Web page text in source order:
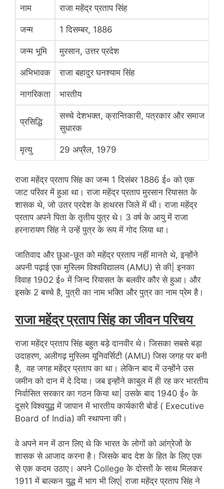
नाम राजा महेंद्र प्रताप सिंह
जन्म 1 दिसम्बर, 1886
जन्म भूमि मुरसान, उत्तर प्रदेश
अभिभावक राजा बहादुर घनश्याम सिंह
नागरिकता भारतीय
प्रसिद्धि
सच्चे देशभक्त, क्रान्तिकारी, पत्रकार और समाज
सुधारक
मृत्यु 29 अप्रैल, 1979
राजा महेंद्र प्रताप सिंह का जन्म 1 दिसंबर 1886 ई० को एक
जाट परिवर में हुआ था। राजा महेंद्र प्रताप मुरसान रियासत के
शासक थे, जो उतर प्रदेश के हाथरस जिले में थी। राजा महेंद्र
प्रताप अपने पिता के तृतीय पुत्र थे। 3 वर्ष के आयु में राजा
हरनारायण सिंह ने उन्हें पुत्र के रूप में गोद लिया था।
जातिवाद और छुआ-छूत को महेंद्र प्रताप नहीं मानते थे, इन्होंने
अपनी पढ़ाई एक मुस्लिम विश्वविद्यालय (AMU) से की| इनका
विवाह 1902 ई० में जिन्द रियासत के बलवीर कौर से हुआ। और
इसके 2 बच्चे है, पुत्री का नाम भक्ति और पुत्र का नाम प्रेम है।
राजा महेंद्र प्रताप सिंह का जीवन परिचय
राजा महेंद्र प्रताप सिंह बहुत बड़े दानवीर थे। जिसका सबसे बड़ा
उदाहरण, अलीगढ़ मुस्लिम यूनिवर्सिटी (AMU) जिस जगह पर बनी
है, वह जगह महेंद्र प्रताप का था। लेकिन बाद में उन्होंने उस
जमीन को दान में दे दिया। जब इन्होंने काबुल में ही रह कर भारतीय
निर्वासित सरकार का गठन किया था| उसके बाद 1940 ई० के
दूसरे विश्वयुद्ध में जापान में भारतीय कार्यकारी बोर्ड ( Executive
Board of India) की स्थापना की।
वे अपने मन में ठान लिए थे कि भारत के लोगों को आंग्रेजों के
शासक से आजाद करना है। जिसके बाद देश के हित के लिए एक
से एक कदम उठाए। अपने College के दोस्तों के साथ मिलकर
1911 में बाल्कन युद्ध में भाग भी लिए| राजा महेंद्र प्रताप सिंह ने